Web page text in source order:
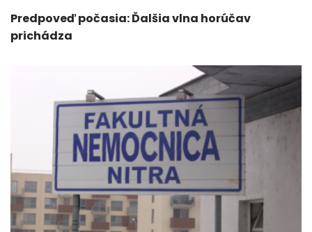
Predpoveď počasia: Ďalšia vlna horúčav
prichádza